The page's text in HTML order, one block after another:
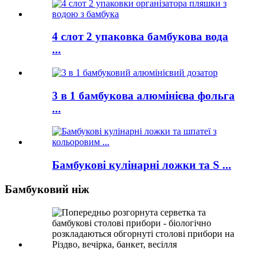
4 слот 2 упаковка бамбукова вода
...
3 в 1 бамбукова алюмінієва фольга
...
Бамбукові кулінарні ложки та S ...
Бамбуковий ніж